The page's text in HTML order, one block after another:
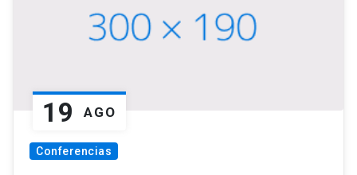
19 AGO
Conferencias